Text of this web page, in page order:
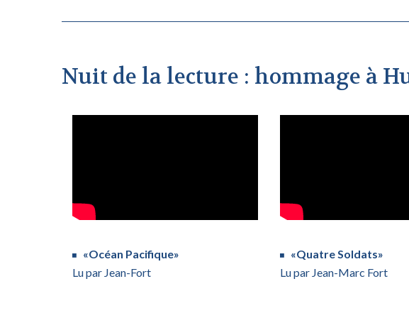
Nuit de la lecture : hommage à
«Océan Pacifique»
Lu par Jean-Fort
«Quatre Soldats»
Lu par Jean-Marc Fort